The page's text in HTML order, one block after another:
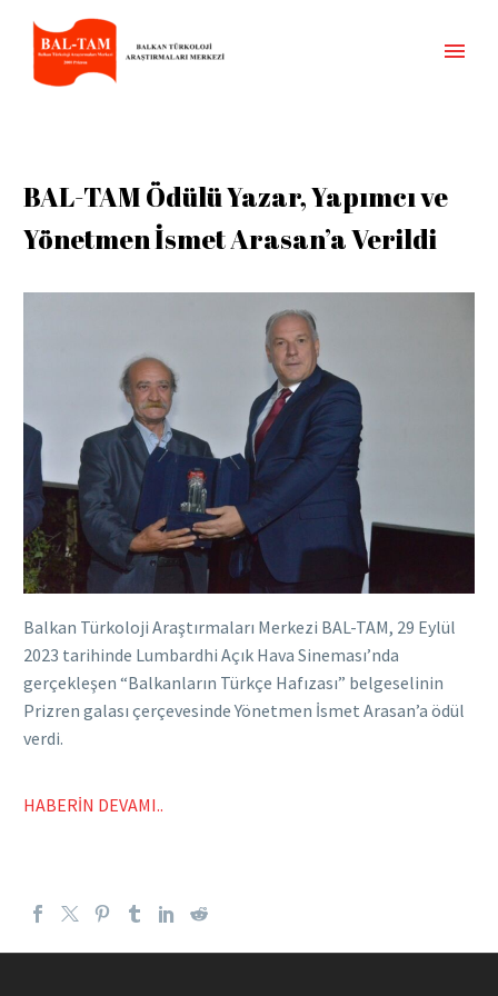
BAL-TAM Ödülü Yazar, Yapımcı ve
Yönetmen İsmet Arasan’a Verildi
Balkan Türkoloji Araştırmaları Merkezi BAL-TAM, 29 Eylül
2023 tarihinde Lumbardhi Açık Hava Sineması’nda
gerçekleşen “Balkanların Türkçe Hafızası” belgeselinin
Prizren galası çerçevesinde Yönetmen İsmet Arasan’a ödül
verdi.
HABERİN DEVAMI..